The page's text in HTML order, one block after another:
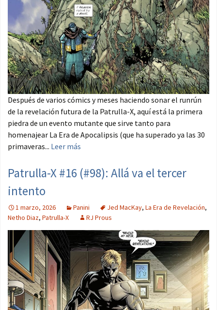
Después de varios cómics y meses haciendo sonar el runrún
de la revelación futura de la Patrulla-X, aquí está la primera
piedra de un evento mutante que sirve tanto para
homenajear La Era de Apocalipsis (que ha superado ya las 30
primaveras... Leer más
Patrulla-X #16 (#98): Allá va el tercer
intento
1 marzo, 2026 Panini Jed MacKay, La Era de Revelación,
Netho Diaz, Patrulla-X RJ Prous